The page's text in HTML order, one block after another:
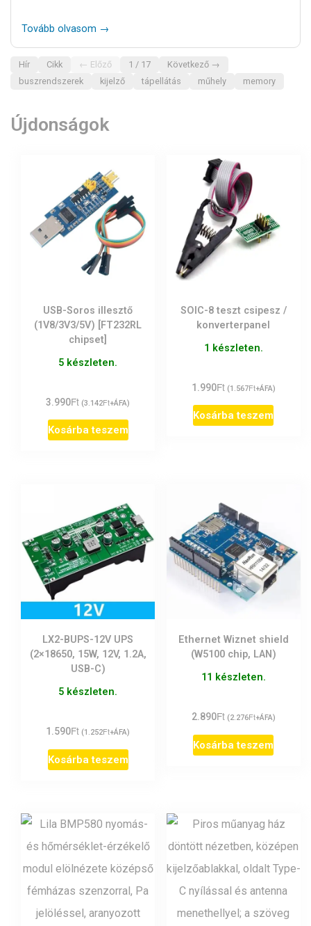
Tovább olvasom →
Hír Cikk ← Előző 1 / 17
Következő →
buszrendszerek
kijelző tápellátás műhely memory
Újdonságok
USB-Soros illesztő
(1V8/3V3/5V) [FT232RL
chipset]
5 készleten.
3.990Ft (3.142Ft+ÁFA)
Kosárba teszem
SOIC-8 teszt csipesz /
konverterpanel
1 készleten.
1.990Ft (1.567Ft+ÁFA)
Kosárba teszem
LX2-BUPS-12V UPS
(2×18650, 15W, 12V, 1.2A,
USB-C)
5 készleten.
1.590Ft (1.252Ft+ÁFA)
Kosárba teszem
Ethernet Wiznet shield
(W5100 chip, LAN)
11 készleten.
2.890Ft (2.276Ft+ÁFA)
Kosárba teszem